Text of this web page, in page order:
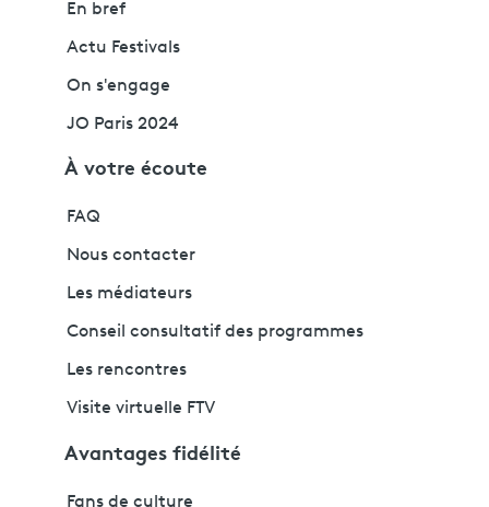
En bref
Actu Festivals
On s'engage
JO Paris 2024
À votre écoute
FAQ
Nous contacter
Les médiateurs
Conseil consultatif des programmes
Les rencontres
Visite virtuelle FTV
Avantages fidélité
Fans de culture